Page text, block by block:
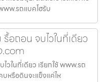
รถแบคโฮรับ
อถอน จบไวในที่เดียว
.com
ในที่เดียว เรียกใช้ www.รถ
หรือดินจะแข็งแค่ไห